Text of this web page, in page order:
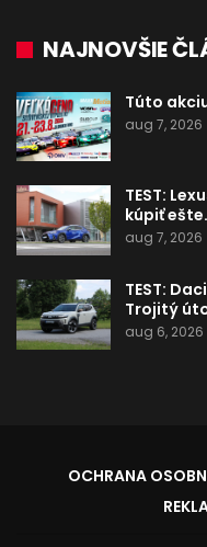
NAJNOVŠIE
Túto
aug 7, 2026
TEST:
kúpiť
aug 7, 2026
TEST:
Trojitý
aug 6, 2026
OCHRANA